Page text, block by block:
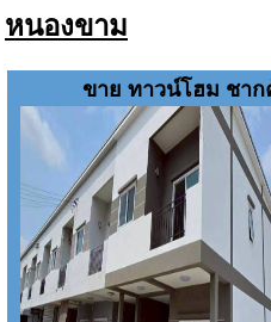
หนองขาม
ขาย ทาวน์โฮม ชาก